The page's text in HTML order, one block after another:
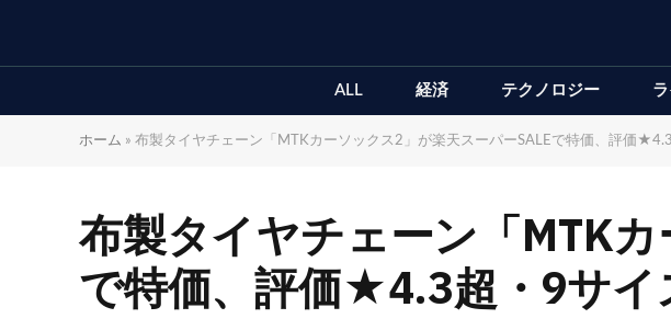
ALL 経済 テクノロジー
ホーム » 布製タイヤチェーン「MTKカーソックス2」が楽天スーパーSALEで特価、評価
布製タイヤチェーン「MTK
で特価、評価★4.3超・9サイ